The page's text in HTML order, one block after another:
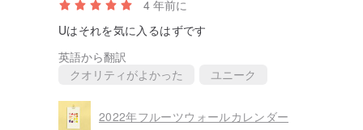
4 年前に
Uはそれを気に入るはずです
英語から翻訳
クオリティがよかった
ユニーク
2022年フルーツウォールカレンダー